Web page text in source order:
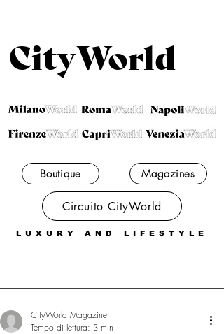
CityWorld
LUXURY AND LIFESTYLE
Magazines
Boutique
Circuito CityWorld
CityWorld Magazine
Tempo di lettura: 3 min